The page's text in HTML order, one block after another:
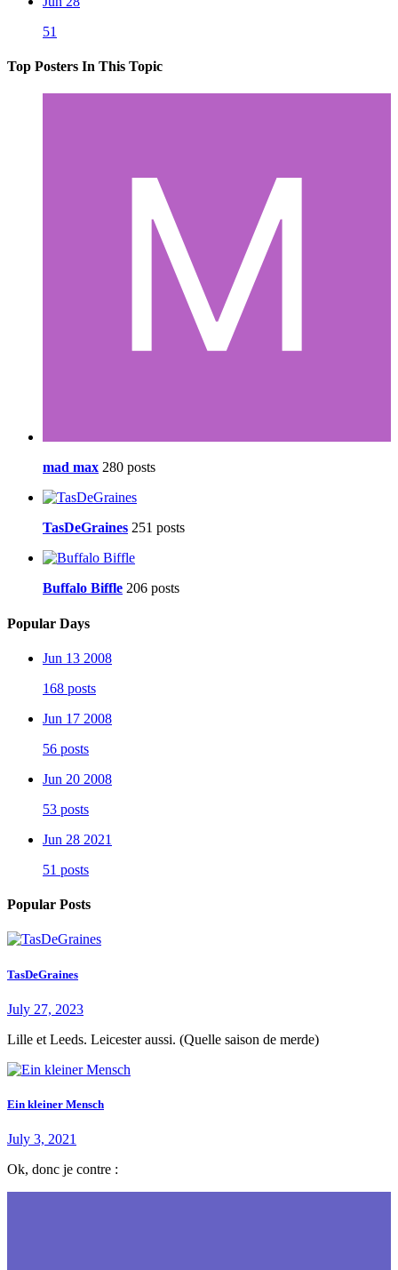
51
Top Posters In This Topic
mad max 280 posts
TasDeGraines 251 posts
Buffalo Biffle 206 posts
Popular Days
Jun 13 2008
168 posts
Jun 17 2008
56 posts
Jun 20 2008
53 posts
Jun 28 2021
51 posts
Popular Posts
TasDeGraines
July 27, 2023
Lille et Leeds. Leicester aussi. (Quelle saison de merde)
Ein kleiner Mensch
July 3, 2021
Ok, donc je contre :